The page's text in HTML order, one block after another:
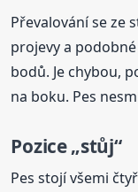
Převalování se ze
projevy a
bodů. Je chybou,
na boku. Pes
Pozice „stůj“
Pes stojí všemi